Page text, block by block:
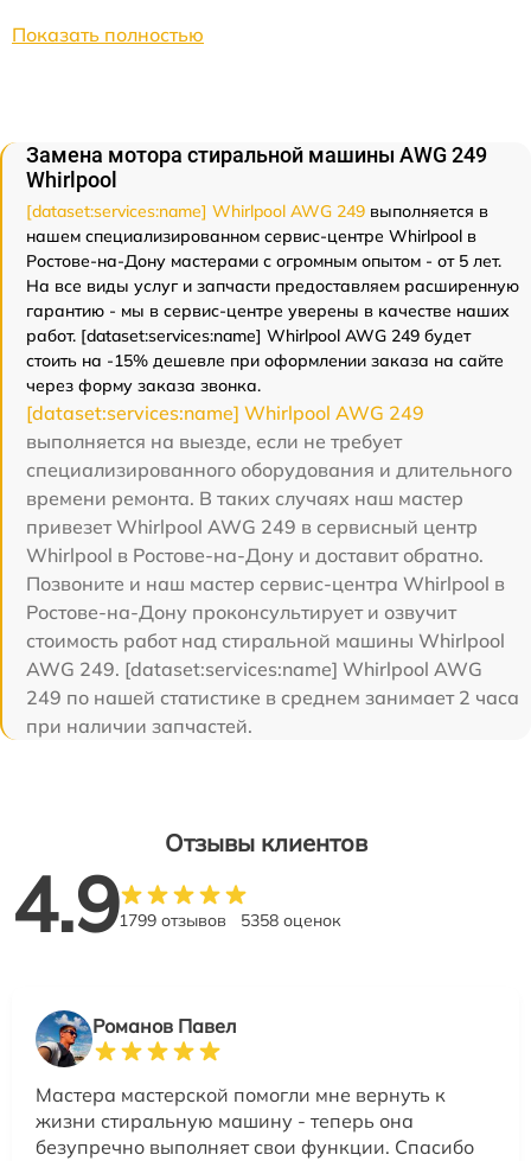
Показать полностью
Замена мотора стиральной машины AWG 249
Whirlpool
[dataset:services:name] Whirlpool AWG 249 выполняется в
нашем специализированном сервис-центре Whirlpool в
Ростове-на-Дону мастерами с огромным опытом - от 5 лет.
На все виды услуг и запчасти предоставляем расширенную
гарантию - мы в сервис-центре уверены в качестве наших
работ. [dataset:services:name] Whirlpool AWG 249 будет
стоить на -15% дешевле при оформлении заказа на сайте
через форму заказа звонка.
[dataset:services:name] Whirlpool AWG 249
выполняется на выезде, если не требует
специализированного оборудования и длительного
времени ремонта. В таких случаях наш мастер
привезет Whirlpool AWG 249 в сервисный центр
Whirlpool в Ростове-на-Дону и доставит обратно.
Позвоните и наш мастер сервис-центра Whirlpool в
Ростове-на-Дону проконсультирует и озвучит
стоимость работ над стиральной машины Whirlpool
AWG 249. [dataset:services:name] Whirlpool AWG
249 по нашей статистике в среднем занимает 2 часа
при наличии запчастей.
Отзывы клиентов
4.91799 отзывов 5358 оценок
Романов Павел
Мастера мастерской помогли мне вернуть к
жизни стиральную машину - теперь она
безупречно выполняет свои функции. Спасибо